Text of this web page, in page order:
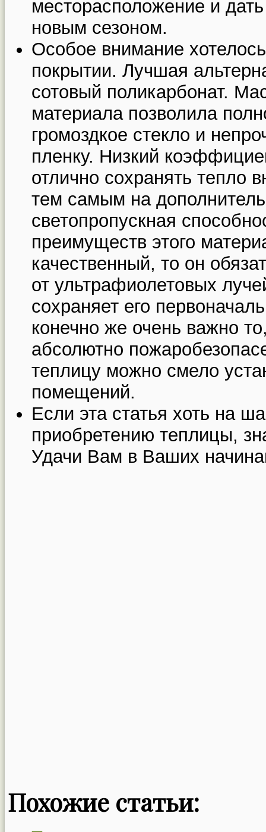
месторасположение и
новым сезоном.
Особое внимание
покрытии. Лучшая
сотовый поликарбонат.
материала позволила
громоздкое стекло и
пленку. Низкий
отлично сохранять тепло
тем самым на
светопропускная
преимуществ этого
качественный, то он
от ультрафиолетовых
сохраняет его
конечно же очень важно
абсолютно
теплицу можно смело
помещений.
Если эта статья хоть на
приобретению теплицы,
Удачи Вам в Ваших
Похожие статьи: